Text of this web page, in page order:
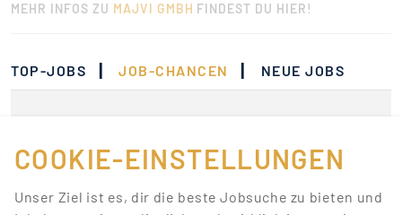
MEHR INFOS ZU MAJVI GMBH FINDEST DU HIER!
TOP-JOBS | JOB-CHANCEN | NEUE JOBS
Jobs, die deinen
Suchkriterien
entsprechen.
COOKIE-EINSTELLUNGEN
Unser Ziel ist es, dir die beste Jobsuche zu bieten und